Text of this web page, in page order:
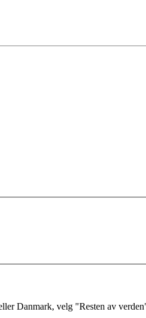
Danmark, velg "Resten av